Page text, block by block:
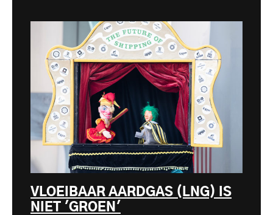
VLOEIBAAR AARDGAS (LNG) IS
NIET 'GROEN'